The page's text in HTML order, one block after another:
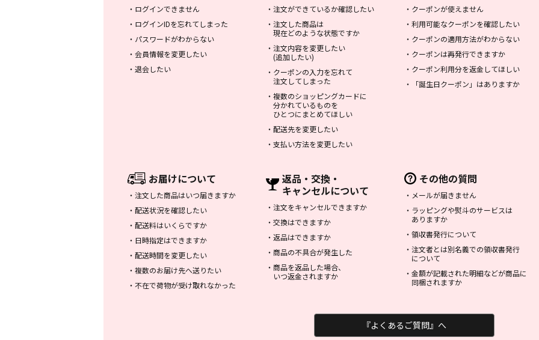
・ ログインできません
・ ログインIDを忘れてしまった
・ パスワードがわからない
・ 会員情報を変更したい
・ 退会したい
・ 注文ができているか確認したい
・ 注文した商品は
現在どのような状態ですか
・ 注文内容を変更したい
(追加したい)
・ クーポンの入力を忘れて
注文してしまった
・ 複数のショッピングカードに
分かれているものを
ひとつにまとめてほしい
・ 配送先を変更したい
・ 支払い方法を変更したい
・ クーポンが使えません
・ 利用可能なクーポンを確認したい
・ クーポンの適用方法がわからない
・ クーポンは再発行できますか
・ クーポン利用分を返金してほしい
・
「誕生日クーポン」はありますか
お届けについて
・ 注文した商品はいつ届きますか
・ 配送状況を確認したい
・ 配送料はいくらですか
・ 日時指定はできますか
・ 配送時間を変更したい
・ 複数のお届け先へ送りたい
・ 不在で荷物が受け取れなかった
返品・交換・
キャンセルについて
・ 注文をキャンセルできますか
・ 交換はできますか
・ 返品はできますか
・ 商品の不具合が発生した
・ 商品を返品した場合、
いつ返金されますか
その他の質問
・ メールが届きません
・ ラッピングや熨斗のサービスは
ありますか
・ 領収書発行について
・ 注文者とは別名義での領収書発行
について
・ 金額が記載された明細などが商品に
同梱されますか
『よくあるご質問』へ